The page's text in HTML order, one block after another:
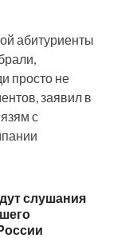
абитуриенты
просто не
заявил в
с
слушания